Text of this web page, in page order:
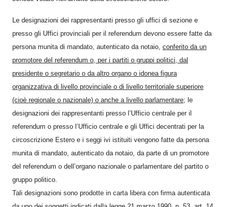
Le designazioni dei rappresentanti presso gli uffici di sezione e
presso gli Uffici provinciali per il referendum devono essere fatte da
persona munita di mandato, autenticato da notaio, conferito da un
promotore del referendum o, per i partiti o gruppi politici, dal
presidente o segretario o da altro organo o idonea figura
organizzativa di livello provinciale o di livello territoriale superiore
(cioè regionale o nazionale) o anche a livello parlamentare; le
designazioni dei rappresentanti presso l’Ufficio centrale per il
referendum o presso l’Ufficio centrale e gli Uffici decentrati per la
circoscrizione Estero e i seggi ivi istituiti vengono fatte da persona
munita di mandato, autenticato da notaio, da parte di un promotore
del referendum o dell’organo nazionale o parlamentare del partito o
gruppo politico.
Tali designazioni sono prodotte in carta libera con firma autenticata